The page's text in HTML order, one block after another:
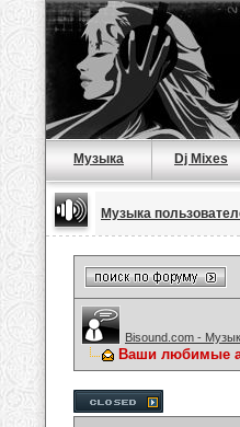
Музыка Dj Mixes
Музыка
Bisound.com -
Ваши любимые